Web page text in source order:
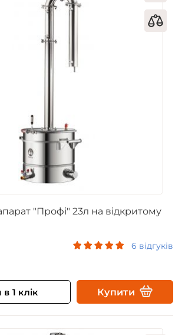
"Профі" 23л на відкритому
6 відгуків
1 клік Купити